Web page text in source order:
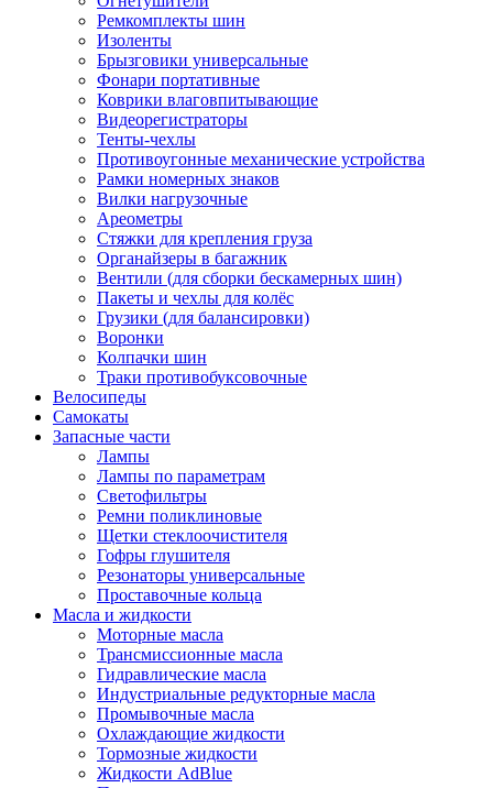
Ремкомплекты шин
Изоленты
Брызговики универсальные
Фонари портативные
Коврики влаговпитывающие
Видеорегистраторы
Тенты-чехлы
Противоугонные механические устройства
Рамки номерных знаков
Вилки нагрузочные
Ареометры
Стяжки для крепления груза
Органайзеры в багажник
Вентили (для сборки бескамерных шин)
Пакеты и чехлы для колёс
Грузики (для балансировки)
Воронки
Колпачки шин
Траки противобуксовочные
Велосипеды
Самокаты
Запасные части
Лампы
Лампы по параметрам
Светофильтры
Ремни поликлиновые
Щетки стеклоочистителя
Гофры глушителя
Резонаторы универсальные
Проставочные кольца
Масла и жидкости
Моторные масла
Трансмиссионные масла
Гидравлические масла
Индустриальные редукторные масла
Промывочные масла
Охлаждающие жидкости
Тормозные жидкости
Жидкости AdBlue